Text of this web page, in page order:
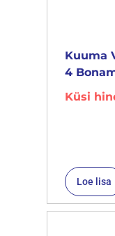
Kuuma
4
Küsi
Loe lisa